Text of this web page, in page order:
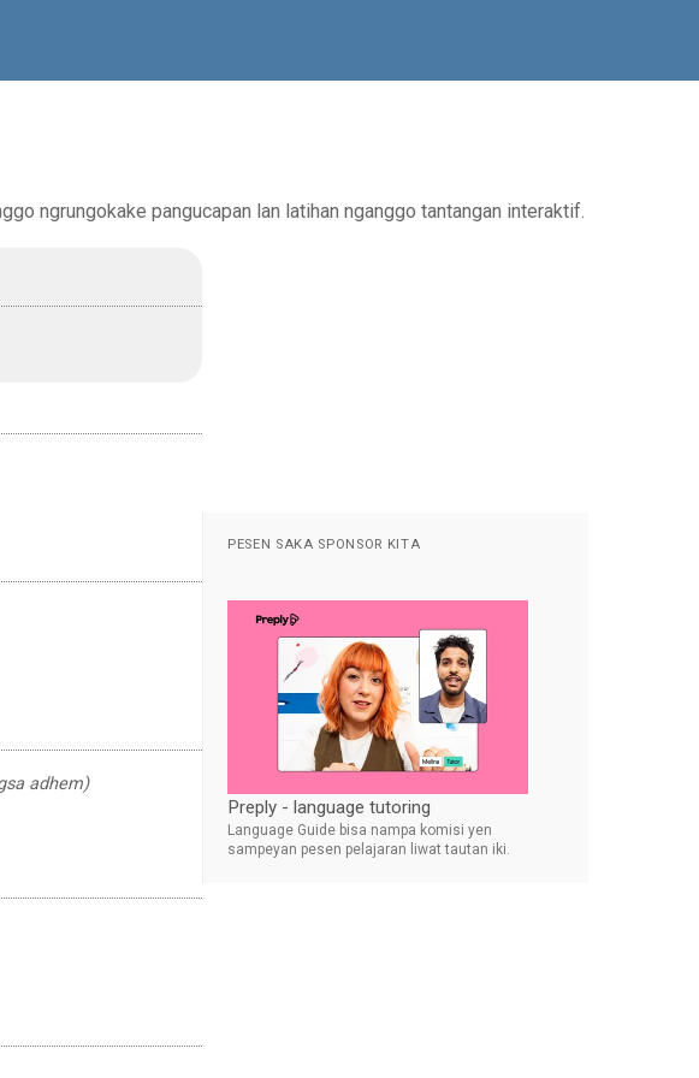
ngrungokake pangucapan lan latihan nganggo tantangan interaktif.
adhem)
PESEN SAKA SPONSOR KITA
Preply - language tutoring
Language Guide bisa nampa komisi yen
sampeyan pesen pelajaran liwat tautan iki.